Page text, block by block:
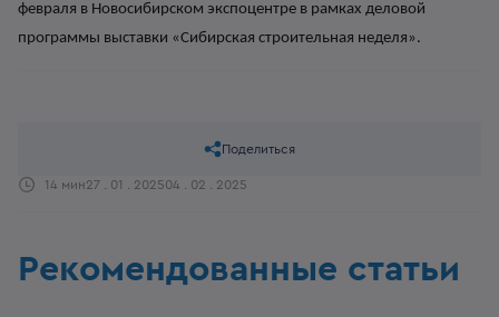
февраля в Новосибирском экспоцентре в рамках деловой
программы выставки «Сибирская строительная неделя».
14 мин27 . 01 . 202504 . 02 . 2025
Поделиться
Рекомендованные статьи